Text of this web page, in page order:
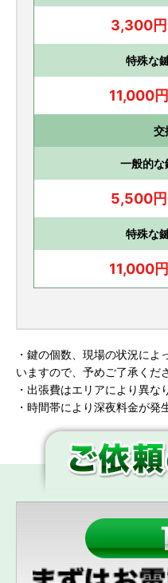
3,300円
特殊な
11,000円
交
一般的な
5,500円
特殊な
11,000円
・鍵の個数、現場の状況に
いますので、予めご了承くだ
・出張費はエリアにより異な
・時間帯により深夜料金が発